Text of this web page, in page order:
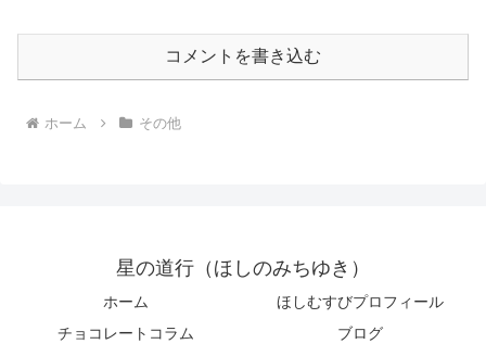
コメントを書き込む
ホーム その他
星の道行（ほしのみちゆき）
ホーム
ほしむすびプロフィール
チョコレートコラム
ブログ